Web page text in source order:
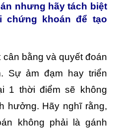
nhưng hãy tách biệt
chứng khoán để tạo
bằng và quyết đoán
Sự ảm đạm hay triển
1 thời điểm sẽ không
hưởng. Hãy nghĩ rằng,
không phải là gánh